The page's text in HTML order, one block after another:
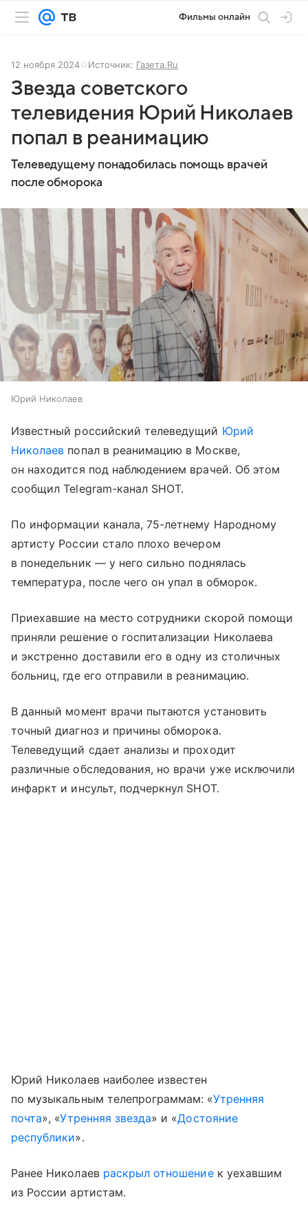
Фильмы онлайн
12 ноября 2024 Источник: Газета.Ru
Звезда советского
телевидения Юрий Николаев
попал в реанимацию
Телеведущему понадобилась помощь врачей
после обморока
Юрий Николаев
Известный российский телеведущий Юрий
Николаев попал в реанимацию в Москве,
он находится под наблюдением врачей. Об этом
сообщил Telegram-канал SHOT.
По информации канала, 75-летнему Народному
артисту России стало плохо вечером
в понедельник — у него сильно поднялась
температура, после чего он упал в обморок.
Приехавшие на место сотрудники скорой помощи
приняли решение о госпитализации Николаева
и экстренно доставили его в одну из столичных
больниц, где его отправили в реанимацию.
В данный момент врачи пытаются установить
точный диагноз и причины обморока.
Телеведущий сдает анализы и проходит
различные обследования, но врачи уже исключили
инфаркт и инсульт, подчеркнул SHOT.
Юрий Николаев наиболее известен
по музыкальным телепрограммам: «Утренняя
почта», «Утренняя звезда» и «Достояние
республики».
Ранее Николаевраскрыл отношениек уехавшим
из России артистам.